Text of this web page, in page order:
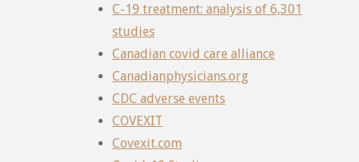
C-19 treatment: analysis of 6,301
studies
Canadian covid care alliance
Canadianphysicians.org
CDC adverse events
COVEXIT
Covexit.com